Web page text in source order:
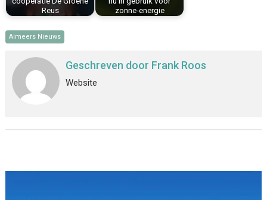
Reus
zonne-energie
Almeers Nieuws
Geschreven door Frank Roos
Website